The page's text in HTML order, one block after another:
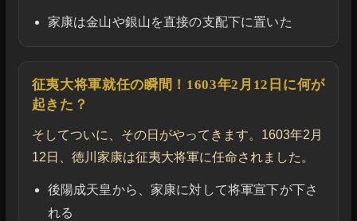
家康は金山や銀山を直接の支配下に置いた
征夷大将軍就任の瞬間！1603年2月12日に何が
起きた？
そしてついに、その日がやってきます。1603年2月
12日、徳川家康は征夷大将軍に任命されました。
後陽成天皇から、家康に対して将軍宣下が下さ
れる